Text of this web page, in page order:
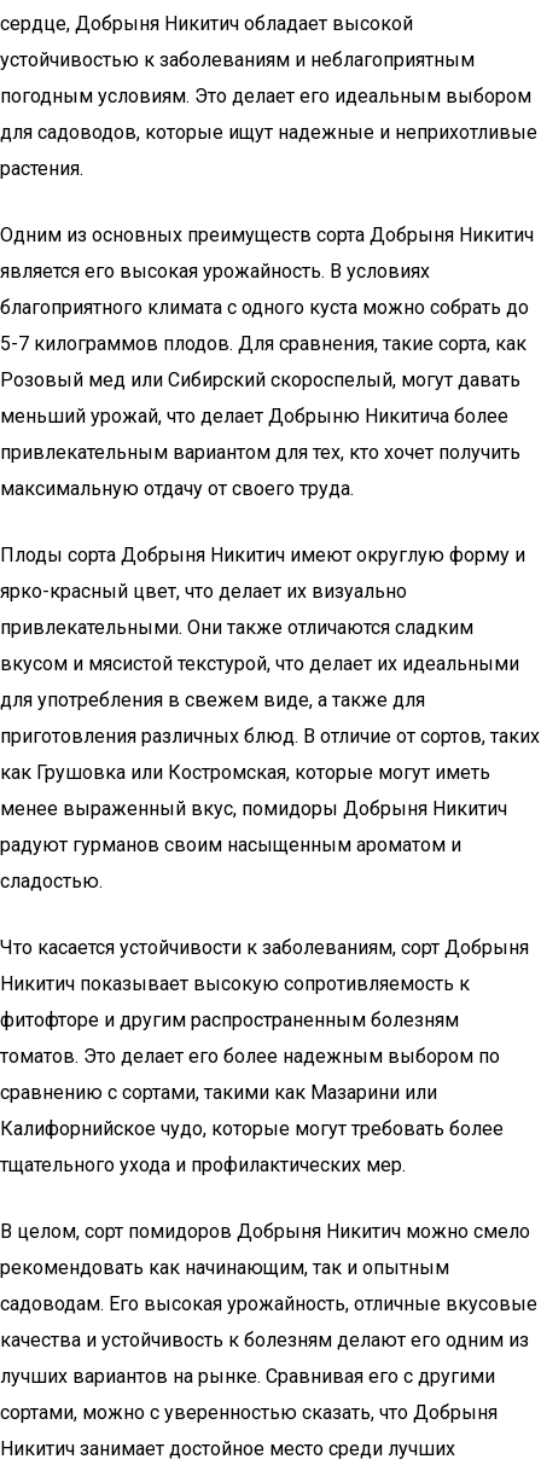
сердце, Добрыня Никитич обладает высокой
устойчивостью к заболеваниям и неблагоприятным
погодным условиям. Это делает его идеальным выбором
для садоводов, которые ищут надежные и неприхотливые
растения.
Одним из основных преимуществ сорта Добрыня Никитич
является его высокая урожайность. В условиях
благоприятного климата с одного куста можно собрать до
5-7 килограммов плодов. Для сравнения, такие сорта, как
Розовый мед или Сибирский скороспелый, могут давать
меньший урожай, что делает Добрыню Никитича более
привлекательным вариантом для тех, кто хочет получить
максимальную отдачу от своего труда.
Плоды сорта Добрыня Никитич имеют округлую форму и
ярко-красный цвет, что делает их визуально
привлекательными. Они также отличаются сладким
вкусом и мясистой текстурой, что делает их идеальными
для употребления в свежем виде, а также для
приготовления различных блюд. В отличие от сортов, таких
как Грушовка или Костромская, которые могут иметь
менее выраженный вкус, помидоры Добрыня Никитич
радуют гурманов своим насыщенным ароматом и
сладостью.
Что касается устойчивости к заболеваниям, сорт Добрыня
Никитич показывает высокую сопротивляемость к
фитофторе и другим распространенным болезням
томатов. Это делает его более надежным выбором по
сравнению с сортами, такими как Мазарини или
Калифорнийское чудо, которые могут требовать более
тщательного ухода и профилактических мер.
В целом, сорт помидоров Добрыня Никитич можно смело
рекомендовать как начинающим, так и опытным
садоводам. Его высокая урожайность, отличные вкусовые
качества и устойчивость к болезням делают его одним из
лучших вариантов на рынке. Сравнивая его с другими
сортами, можно с уверенностью сказать, что Добрыня
Никитич занимает достойное место среди лучших